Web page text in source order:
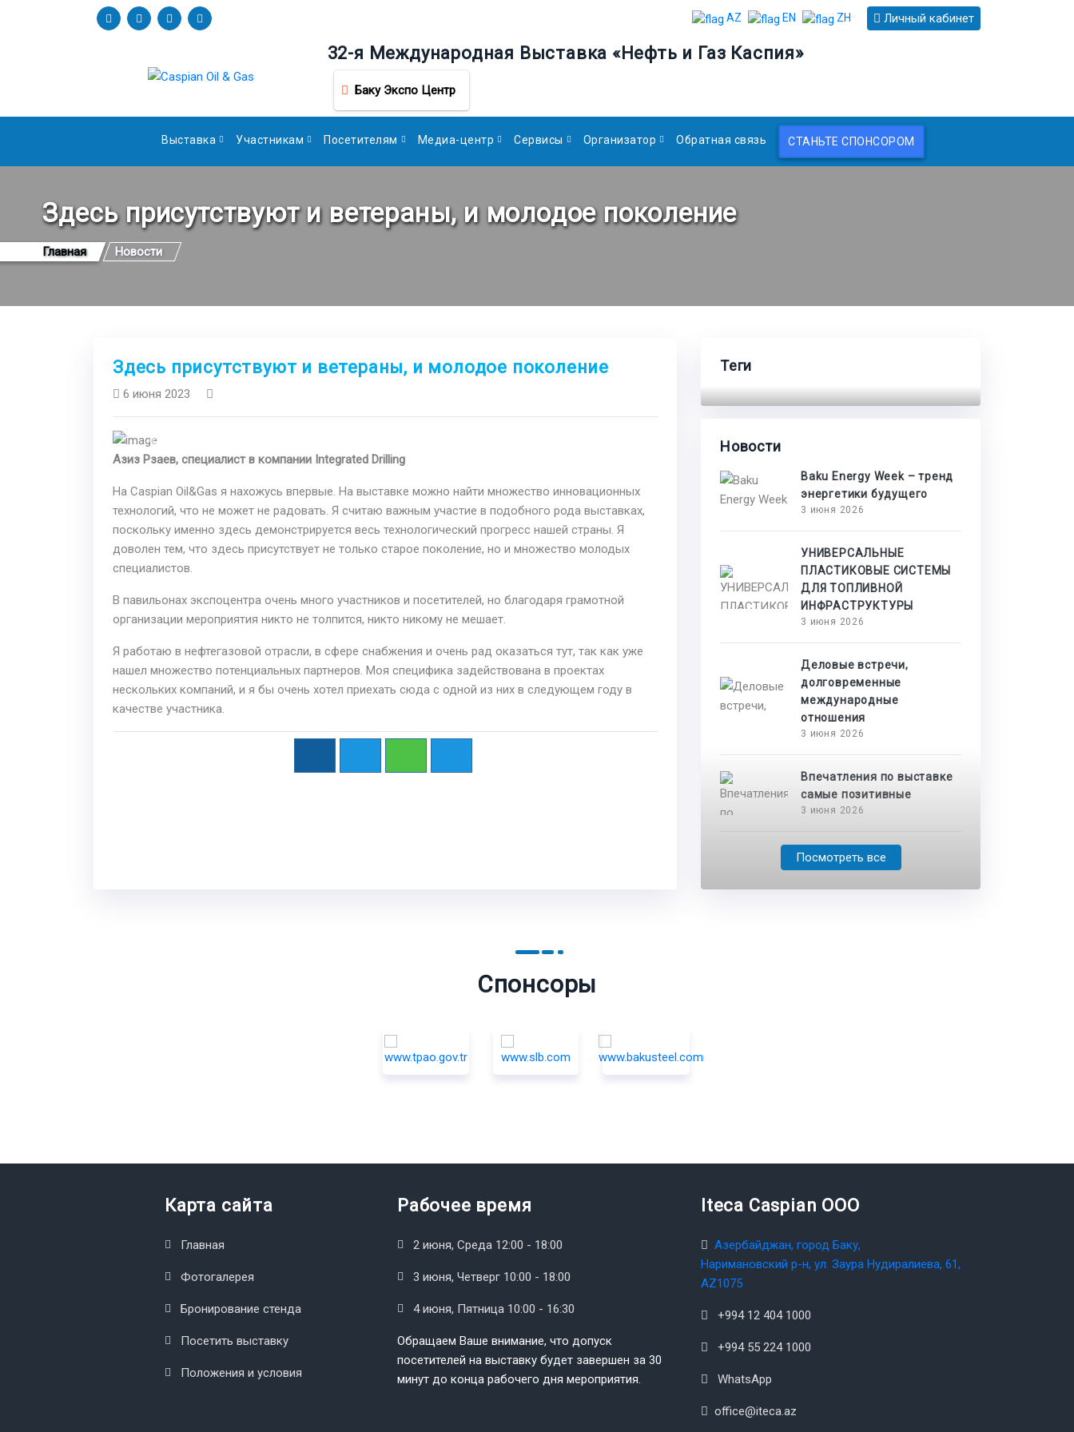
AZ EN ZH Личный кабинет
32-я Международная Выставка «Нефть и Газ Каспия»
Баку Экспо Центр
Выставка Участникам Посетителям Медиа-центр Сервисы Организатор Обратная связь СТАНЬТЕ СПОНСОРОМ
Здесь присутствуют и ветераны, и молодое поколение
Главная Новости
Здесь присутствуют и ветераны, и молодое поколение
6 июня 2023
Previous
Азиз Рзаев, специалист в компании Integrated Drilling
На Caspian Oil&Gas я нахожусь впервые. На выставке можно найти множество инновационных
технологий, что не может не радовать. Я считаю важным участие в подобного рода выставках,
поскольку именно здесь демонстрируется весь технологический прогресс нашей страны. Я
доволен тем, что здесь присутствует не только старое поколение, но и множество молодых
специалистов.
В павильонах экспоцентра очень много участников и посетителей, но благодаря грамотной
организации мероприятия никто не толпится, никто никому не мешает.
Я работаю в нефтегазовой отрасли, в сфере снабжения и очень рад оказаться тут, так как уже
нашел множество потенциальных партнеров. Моя специфика задействована в проектах
нескольких компаний, и я бы очень хотел приехать сюда с одной из них в следующем году в
качестве участника.
Теги
Новости
Baku Energy Week – тренд
энергетики будущего
3 июня 2026
УНИВЕРСАЛЬНЫЕ
ПЛАСТИКОВЫЕ СИСТЕМЫ
ДЛЯ ТОПЛИВНОЙ
ИНФРАСТРУКТУРЫ
3 июня 2026
Деловые встречи,
долговременные
международные
отношения
3 июня 2026
Впечатления по выставке
самые позитивные
3 июня 2026
Посмотреть все
Спонсоры
Карта сайта
Главная
Фотогалерея
Бронирование стенда
Посетить выставку
Положения и условия
Рабочее время
2 июня, Среда 12:00 - 18:00
3 июня, Четверг 10:00 - 18:00
4 июня, Пятница 10:00 - 16:30
Обращаем Ваше внимание, что допуск
посетителей на выставку будет завершен за 30
минут до конца рабочего дня мероприятия.
Iteca Caspian OOO
Азербайджан, город Баку,
Наримановский р-н, ул. Заура Нудиралиева, 61,
AZ1075
+994 12 404 1000
+994 55 224 1000
WhatsApp
office@iteca.az